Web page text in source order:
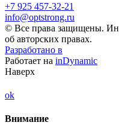
+7 925 457-32-21
info@optstrong.ru
© Все права защищены.
об авторских правах.
Разработано в
Работает на inDynamic
Наверх
ok
Внимание